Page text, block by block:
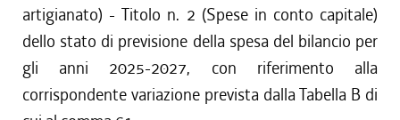
artigianato) - Titolo n. 2 (Spese in conto capitale)
dello stato di previsione della spesa del bilancio per
gli anni 2025-2027, con riferimento alla
corrispondente variazione prevista dalla Tabella B di